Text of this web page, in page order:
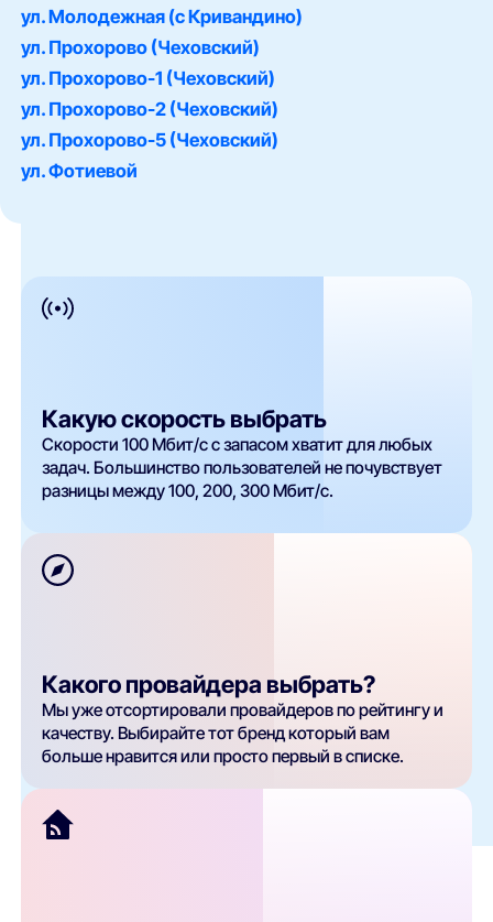
ул. Молодежная (с Кривандино)
ул. Прохорово (Чеховский)
ул. Прохорово-1 (Чеховский)
ул. Прохорово-2 (Чеховский)
ул. Прохорово-5 (Чеховский)
ул. Фотиевой
Какую скорость выбрать
Скорости 100 Мбит/с с запасом хватит для любых
задач. Большинство пользователей не почувствует
разницы между 100, 200, 300 Мбит/с.
Какого провайдера выбрать?
Мы уже отсортировали провайдеров по рейтингу и
качеству. Выбирайте тот бренд который вам
больше нравится или просто первый в списке.